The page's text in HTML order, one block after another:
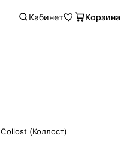
Кабинет Корзина
Collost (Коллост)